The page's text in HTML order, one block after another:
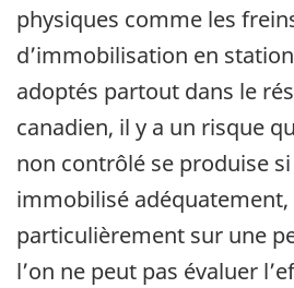
physiques comme les
d’immobilisation en
adoptés partout dans le
canadien, il y a un risque
non contrôlé se produise
immobilisé adéquatement,
particulièrement sur une
l’on ne peut pas évaluer